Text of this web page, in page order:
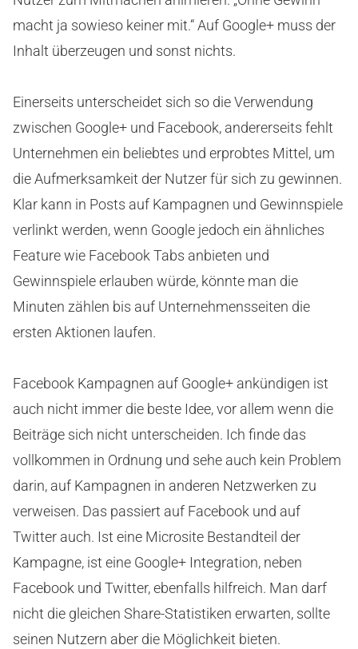
macht ja sowieso keiner mit.“ Auf Google+ muss der
Inhalt überzeugen und sonst nichts.
Einerseits unterscheidet sich so die Verwendung
zwischen Google+ und Facebook, andererseits fehlt
Unternehmen ein beliebtes und erprobtes Mittel, um
die Aufmerksamkeit der Nutzer für sich zu gewinnen.
Klar kann in Posts auf Kampagnen und Gewinnspiele
verlinkt werden, wenn Google jedoch ein ähnliches
Feature wie Facebook Tabs anbieten und
Gewinnspiele erlauben würde, könnte man die
Minuten zählen bis auf Unternehmensseiten die
ersten Aktionen laufen.
Facebook Kampagnen auf Google+ ankündigen ist
auch nicht immer die beste Idee, vor allem wenn die
Beiträge sich nicht unterscheiden. Ich finde das
vollkommen in Ordnung und sehe auch kein Problem
darin, auf Kampagnen in anderen Netzwerken zu
verweisen. Das passiert auf Facebook und auf
Twitter auch. Ist eine Microsite Bestandteil der
Kampagne, ist eine Google+ Integration, neben
Facebook und Twitter, ebenfalls hilfreich. Man darf
nicht die gleichen Share-Statistiken erwarten, sollte
seinen Nutzern aber die Möglichkeit bieten.